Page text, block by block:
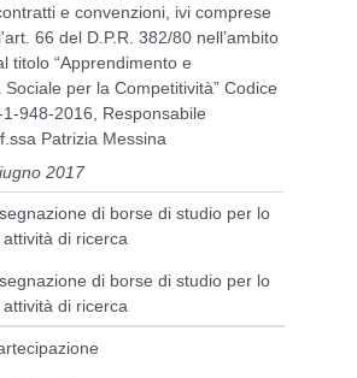
e convenzioni, ivi comprese
66 del D.P.R. 382/80 nell’ambito
titolo “Apprendimento e
per la Competitività” Codice
948-2016, Responsabile
Patrizia Messina
2017
di borse di studio per lo
di ricerca
di borse di studio per lo
di ricerca